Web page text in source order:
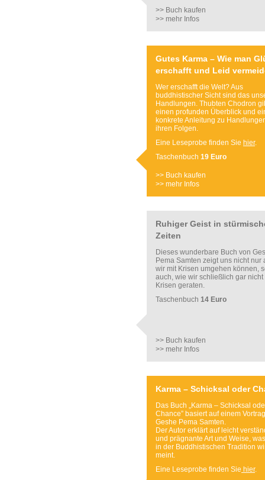
>> mehr Infos
>> Buch kaufen
Gutes Karma – Wie man
erschafft und Leid
Wer erschafft die Welt? Aus
buddhistischer Sicht sind das
Handlungen. Thubten Chodron
einen profunden Überblick und
konkrete Anleitung zu
ihren Folgen.
Eine Leseprobe finden Sie hier.
Taschenbuch 19 Euro
>> mehr Infos
>> Buch kaufen
Ruhiger Geist in
Zeiten
Dieses wunderbare Buch von
Pema Samten zeigt uns nicht nur
wir mit Krisen umgehen können,
auch, wie wir schließlich gar nicht
Krisen geraten.
Taschenbuch 14 Euro
>> mehr Infos
>> Buch kaufen
Karma – Schicksal oder
Das Buch „Karma – Schicksal
Chance” basiert auf einem
Geshe Pema Samten.
Der Autor erklärt auf leicht
und prägnante Art und Weise,
in der Buddhistischen Tradition
meint.
Eine Leseprobe finden Sie hier.